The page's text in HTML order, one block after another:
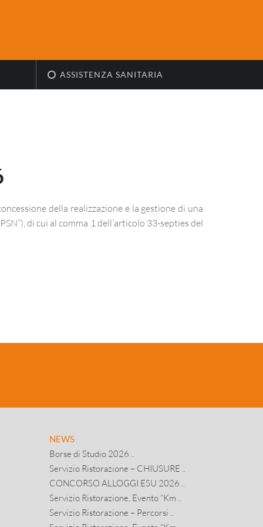
ASSISTENZA SANITARIA
della realizzazione e la gestione di una
di cui al comma 1 dell’articolo 33-septies del
NEWS
Borse di Studio 2026 ..
Servizio Ristorazione – CHIUSURE ..
CONCORSO ALLOGGI ESU 2026 ..
Servizio Ristorazione, Evento “Km ..
Servizio Ristorazione – Percorsi ..